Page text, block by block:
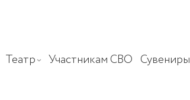
Театр Участникам СВО Сувениры